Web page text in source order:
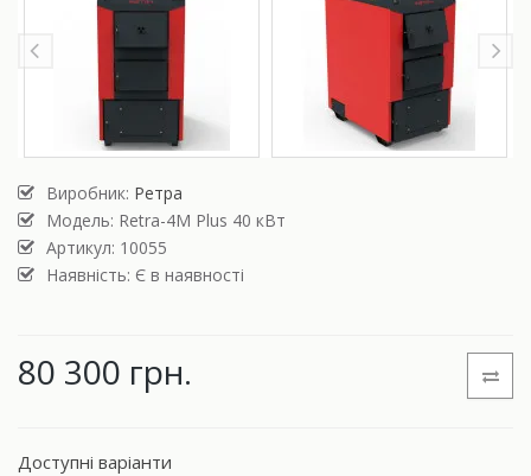
Виробник: Ретра
Модель: Retra-4М Plus 40 кВт
Артикул: 10055
Наявність: Є в наявності
80 300 грн.
Доступні варіанти